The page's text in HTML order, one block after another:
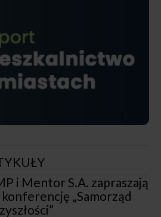
i Mentor S.A. zapraszają
konferencję „Samorząd